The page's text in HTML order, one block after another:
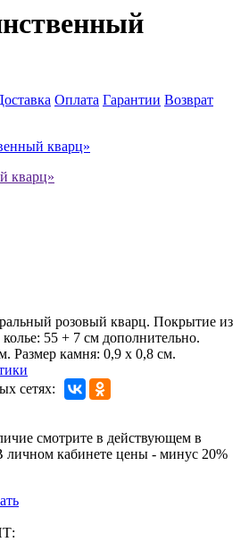
Оплата Гарантии Возврат
розовый кварц. Покрытие из
55 + 7 см дополнительно.
Размер камня: 0,9 х 0,8 см.
сетях:
смотрите в действующем в
личном кабинете цены - минус 20%